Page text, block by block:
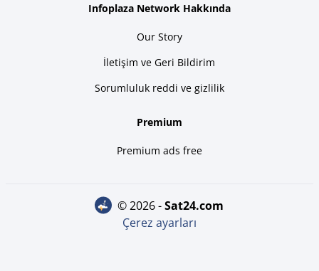
Infoplaza Network Hakkında
Our Story
İletişim ve Geri Bildirim
Sorumluluk reddi ve gizlilik
Premium
Premium ads free
© 2026 - sat24.com
Çerez ayarları